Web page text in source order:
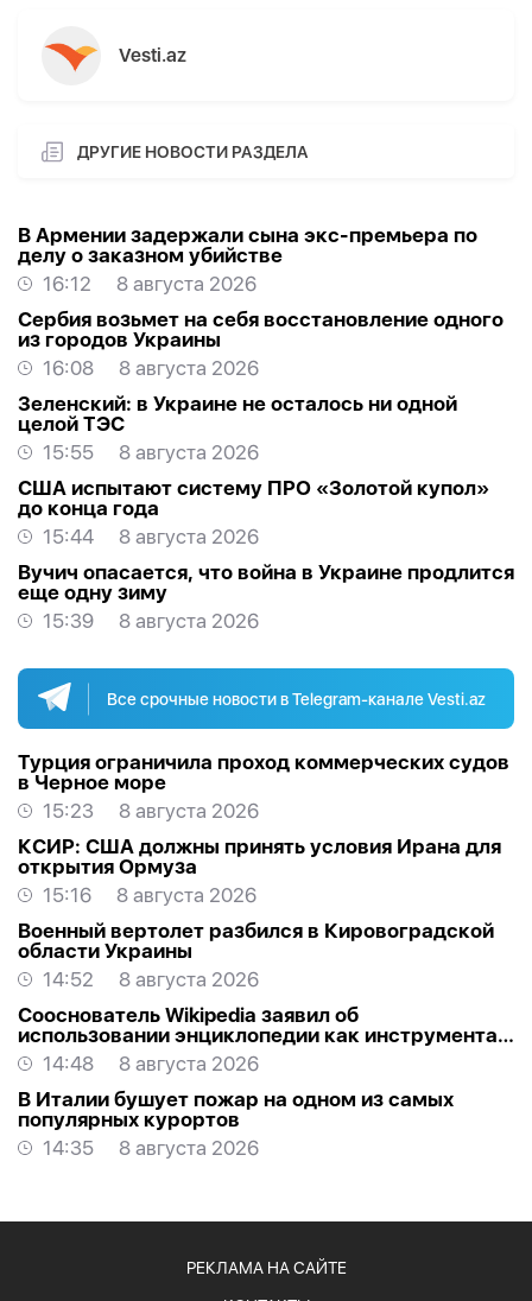
Vesti.az
ДРУГИЕ НОВОСТИ РАЗДЕЛА
В Армении задержали сына экс-премьера по
делу о заказном убийстве
16:12
8 августа 2026
Сербия возьмет на себя восстановление одного
из городов Украины
16:08
8 августа 2026
Зеленский: в Украине не осталось ни одной
целой ТЭС
15:55
8 августа 2026
США испытают систему ПРО «Золотой купол»
до конца года
15:44
8 августа 2026
Вучич опасается, что война в Украине продлится
еще одну зиму
15:39
8 августа 2026
Все срочные новости в Telegram-канале Vesti.az
Турция ограничила проход коммерческих судов
в Черное море
15:23
8 августа 2026
КСИР: США должны принять условия Ирана для
открытия Ормуза
15:16
8 августа 2026
Военный вертолет разбился в Кировоградской
области Украины
14:52
8 августа 2026
Сооснователь Wikipedia заявил об
использовании энциклопедии как инструмента
пропаганды
14:48
8 августа 2026
В Италии бушует пожар на одном из самых
популярных курортов
14:35
8 августа 2026
РЕКЛАМА НА САЙТЕ